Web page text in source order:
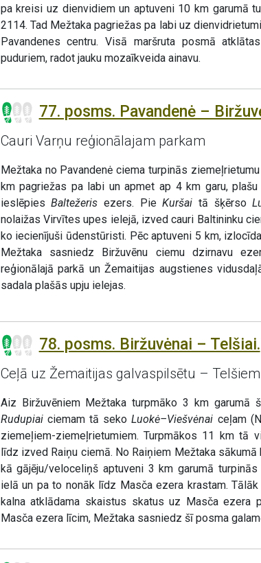
pa kreisi uz dienvidiem un aptuveni 10 km garumā
2114. Tad Mežtaka pagriežas pa labi uz
Pavandenes centru. Visā maršruta posmā
puduriem, radot jauku mozaīkveida ainavu.
77. posms. Pavandenė –
Cauri Varņu reģionālajam parkam
Mežtaka no Pavandenė ciema turpinās
km pagriežas pa labi un apmet ap 4 km garu,
ieslēpiesBaltežeris ezers. PieKuršai tā šķērso
nolaižas Virvītes upes ielejā, izved cauri Baltininku
ko iecienījuši ūdenstūristi. Pēc aptuveni 5 km,
Mežtaka sasniedz Biržuvēnu ciemu dzirnavu
reģionālajā parkā un Žemaitijas augstienes
sadala plašās upju ielejas.
78. posms. Biržuvėnai – Telšiai.
Ceļā uz Žemaitijas galvaspilsētu – Telšiem
Aiz Biržuvēniem Mežtaka turpmāko 3 km garumā
Rudupiaiciemam tā sekoLuokė–Viešvėnai ceļam
ziemeļiem-ziemeļrietumiem. Turpmākos 11 km tā
līdz izved Raiņu ciemā. No Raiņiem Mežtaka
kā gājēju/veloceliņš aptuveni 3 km garumā
ielā un pa to nonāk līdz Masča ezera krastam.
kalna atklādama skaistus skatus uz Masča ezera
Masča ezera līcim, Mežtaka sasniedz šī posma